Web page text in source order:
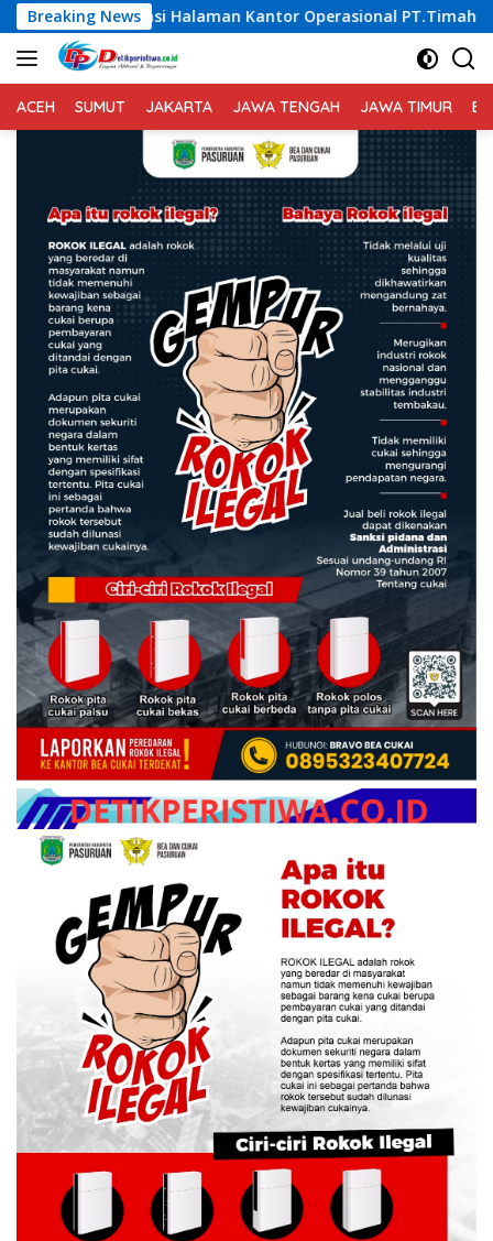
Langsung
ke
konten
Breaking News
Kantor Operasional PT.Timah Kecamatan Gantung.
ACEH SUMUT JAKARTA JAWA TENGAH JAWA TIMUR